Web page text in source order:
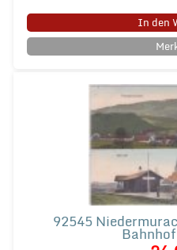
In den
92545